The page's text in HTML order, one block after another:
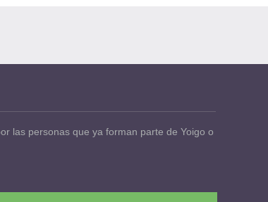
las personas que ya forman parte de Yoigo o